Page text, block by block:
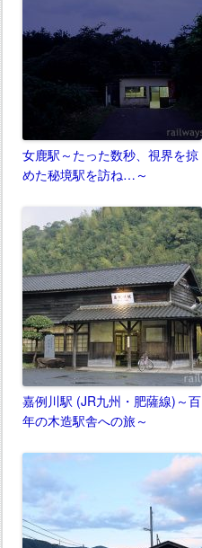
女鹿駅～たった数秒、視界を掠
めた秘境駅を訪ね…～
嘉例川駅 (JR九州・肥薩線)～百
年の木造駅舎への旅～